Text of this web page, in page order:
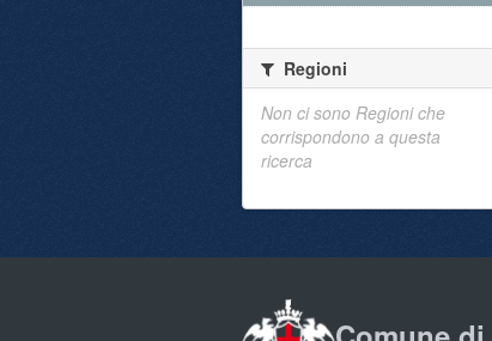
Regioni
Non ci sono Regioni che
corrispondono a questa
ricerca